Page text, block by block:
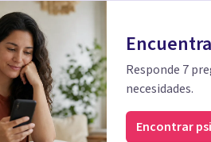
Responde 7
necesidades.
Encontrar